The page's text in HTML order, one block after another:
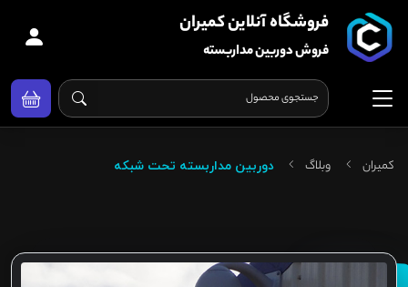
فروشگاه آنلاین کمیران
فروش دوربین مداربسته
کمیران وبلاگ دوربین مداربسته تحت شبکه